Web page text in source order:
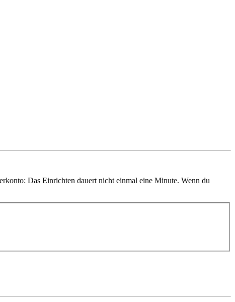
Das Einrichten dauert nicht einmal eine Minute. Wenn du